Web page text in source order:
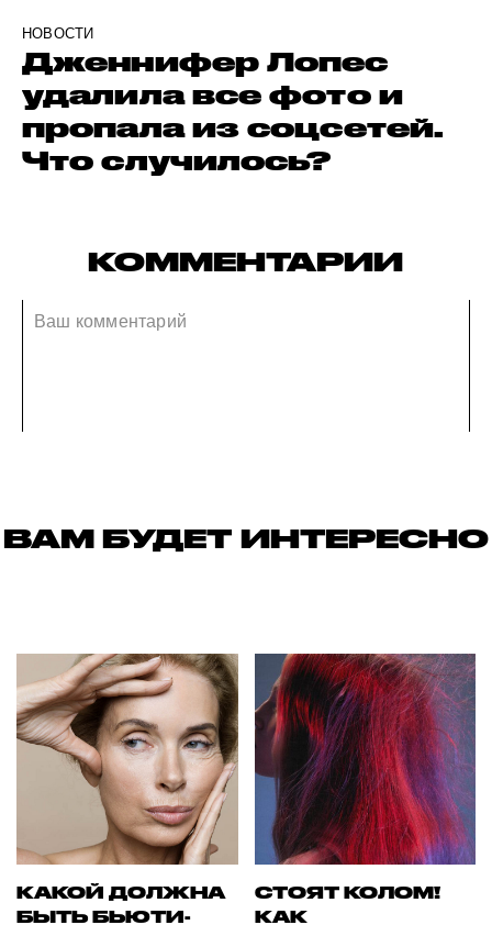
НОВОСТИ
Дженнифер Лопес
удалила все фото и
пропала из соцсетей.
Что случилось?
КОММЕНТАРИИ
ВАМ БУДЕТ ИНТЕРЕСНО
КАКОЙ ДОЛЖНА
БЫТЬ БЬЮТИ-
СТОЯТ КОЛОМ!
КАК